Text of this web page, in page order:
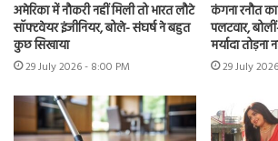
अमेरिका में नौकरी नहीं मिली तो भारत लौटे
सॉफ्टवेयर इंजीनियर, बोले- संघर्ष ने बहुत
कुछ सिखाया
29 July 2026 - 8:00 PM
कंगना रनौत
पलटवार,
मर्यादा तोड़ना
29 July